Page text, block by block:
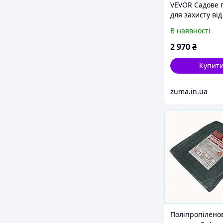
VEVOR Садове
для захисту
тканий
В наявності
2 970₴
Купити
zuma.in.ua